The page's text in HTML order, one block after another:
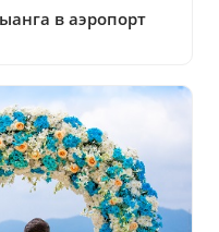
в аэропорт